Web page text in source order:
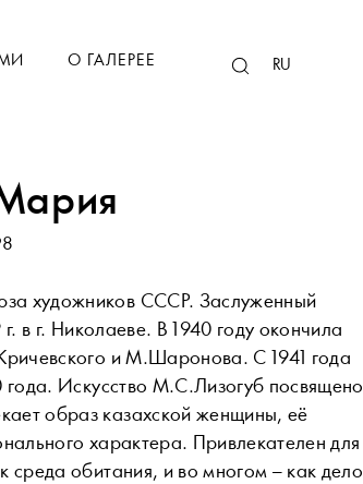
О ГАЛЕРЕЕ RU
EN
художников СССР. Заслуженный
в г. Николаеве. В 1940 году окончила
и М.Шаронова. С 1941 года
года. Искусство М.С.Лизогуб посвящено
образ казахской женщины, её
характера. Привлекателен для
среда обитания, и во многом – как дело